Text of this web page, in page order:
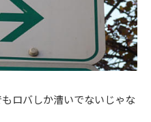
ロバしか漕いでないじゃな